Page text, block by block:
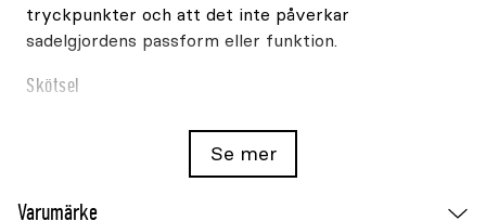
tryckpunkter och att det inte påverkar
sadelgjordens passform eller funktion.
Skötsel
ordentligt. Följ produktens tvättråd vid rengöring.
Se mer
Varumärke